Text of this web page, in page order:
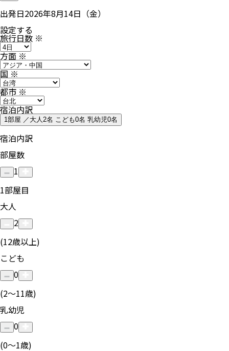
出発日2026年8月14日（金）
設定する
旅行日数 ※
方面※
国※
都市※
宿泊内訳
1部屋 ／大人2名 こども0名 乳幼児0名
宿泊内訳
部屋数
1
1部屋目
大人
2
(12歳以上)
こども
0
(2〜11歳)
乳幼児
0
(0〜1歳)